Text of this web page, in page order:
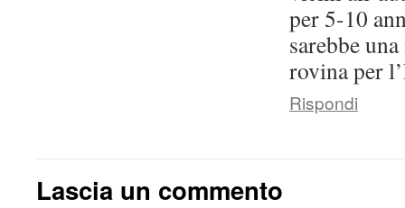
per 5-10
sarebbe
rovina per
Rispondi
Lascia un commento